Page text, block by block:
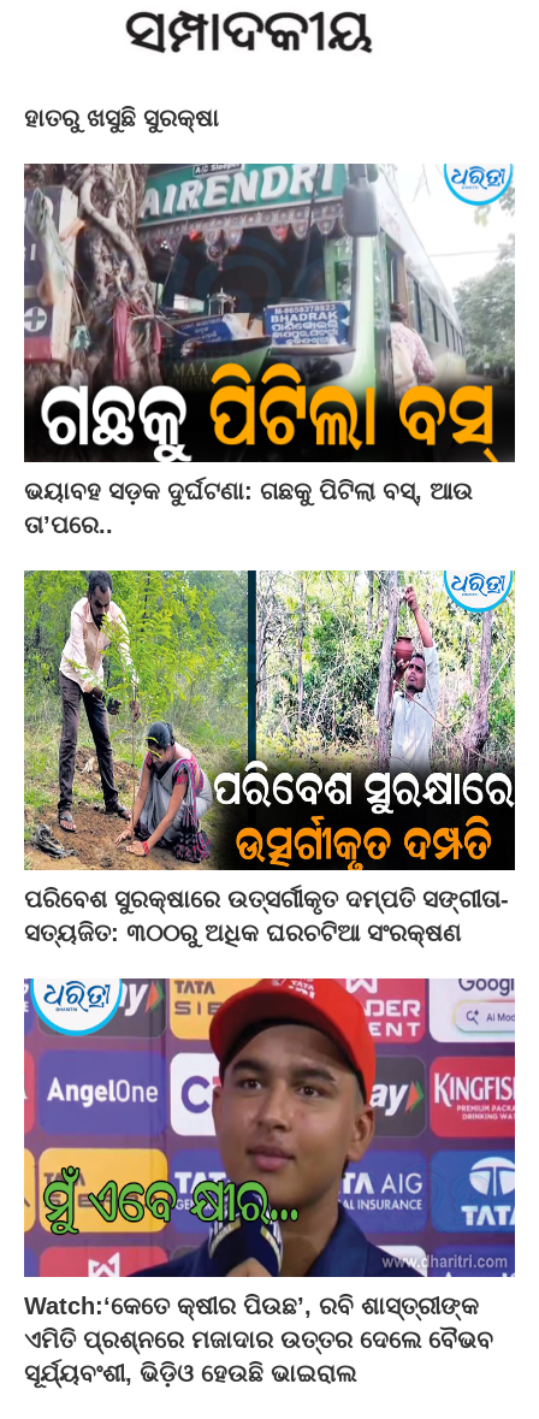
ହାତରୁ ଖସୁଛି ସୁରକ୍ଷା
ଭୟାବହ ସଡ଼କ ଦୁର୍ଘଟଣା: ଗଛକୁ ପିଟିଲା ବସ୍‌, ଆଉ
ତା’ପରେ..
ପରିବେଶ ସୁରକ୍ଷାରେ ଉତ୍ସର୍ଗୀକୃତ ଦମ୍ପତି ସଙ୍ଗୀତା-
ସତ୍ୟଜିତ: ୩୦୦ରୁ ଅଧିକ ଘରଚଟିଆ ସଂରକ୍ଷଣ
Watch:‘କେତେ କ୍ଷୀର ପିଉଛ’, ରବି ଶାସ୍ତ୍ରୀଙ୍କ
ଏମିତି ପ୍ରଶ୍ନରେ ମଜାଦାର ଉତ୍ତର ଦେଲେ ବୈଭବ
ସୂର୍ଯ୍ୟବଂଶୀ, ଭିଡ଼ିଓ ହେଉଛି ଭାଇରାଲ